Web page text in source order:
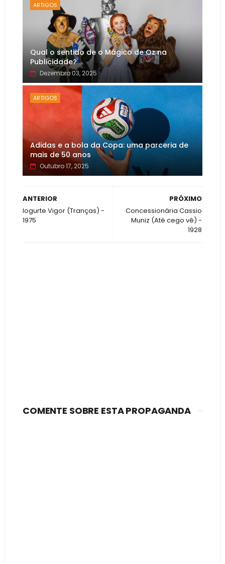
ARTIGOS
Qual o sentido de o Mágico de Oz na
Publicidade?
Dezembro 03, 2025
ARTIGOS
Adidas e a bola da Copa: uma parceria de
mais de 50 anos
Outubro 17, 2025
PRÓXIMO
Concessionária Cassio
Muniz (Até cego vê) -
1928
ANTERIOR
Iogurte Vigor (Tranças) -
1975
COMENTE SOBRE ESTA PROPAGANDA